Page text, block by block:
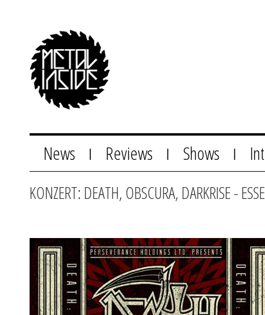
News Reviews Shows
KONZERT: DEATH, OBSCURA, DARKRISE -